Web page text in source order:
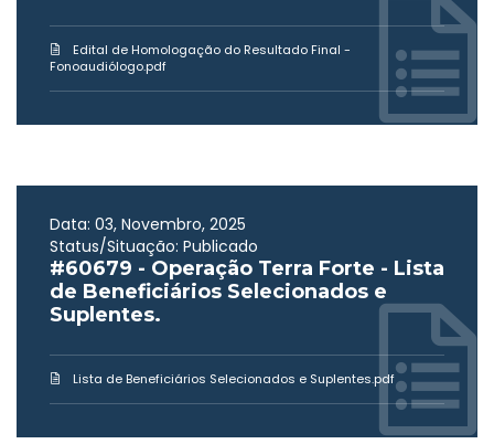
Edital de Homologação do Resultado Final -
Fonoaudiólogo.pdf
Data: 03, Novembro, 2025
Status/Situação: Publicado
#60679 - Operação Terra Forte - Lista
de Beneficiários Selecionados e
Suplentes.
Lista de Beneficiários Selecionados e Suplentes.pdf